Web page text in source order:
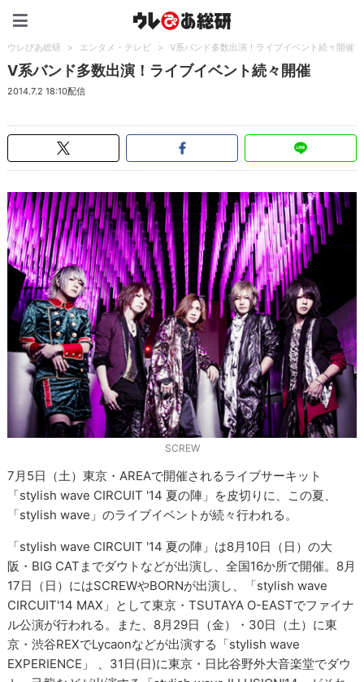
ウレぴあ総研 > エンタメ・テレビ > V系バンド多数出演！ライブイベント続々開催
V系バンド多数出演！ライブイベント続々開催
2014.7.2 18:10配信
SCREW
7月5日（土）東京・AREAで開催されるライブサーキット
「stylish wave CIRCUIT '14 夏の陣」を皮切りに、この夏、
「stylish wave」のライブイベントが続々行われる。
「stylish wave CIRCUIT '14 夏の陣」は8月10日（日）の大
阪・BIG CATまでダウトなどが出演し、全国16か所で開催。8月
17日（日）にはSCREWやBORNが出演し、「stylish wave
CIRCUIT'14 MAX」として東京・TSUTAYA O-EASTでファイナ
ル公演が行われる。また、8月29日（金）・30日（土）に東
京・渋谷REXでLycaonなどが出演する「stylish wave
EXPERIENCE」 、31日(日)に東京・日比谷野外大音楽堂でダウ